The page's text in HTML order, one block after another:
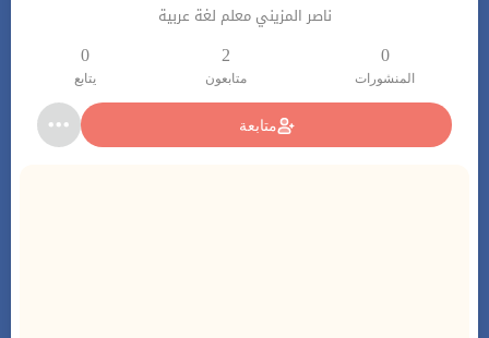
ناصر المزيني معلم لغة عربية
0
المنشورات
2
متابعون
0
يتابع
متابعة